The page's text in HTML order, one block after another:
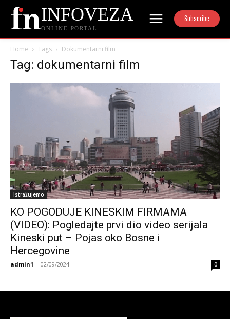
INFOVEZA
ONLINE PORTAL
Subscribe
Home Tags Dokumentarni film
Tag: dokumentarni film
Istražujemo
KO POGODUJE KINESKIM FIRMAMA
(VIDEO): Pogledajte prvi dio video serijala
Kineski put – Pojas oko Bosne i
Hercegovine
admin1 - 02/09/2024 0